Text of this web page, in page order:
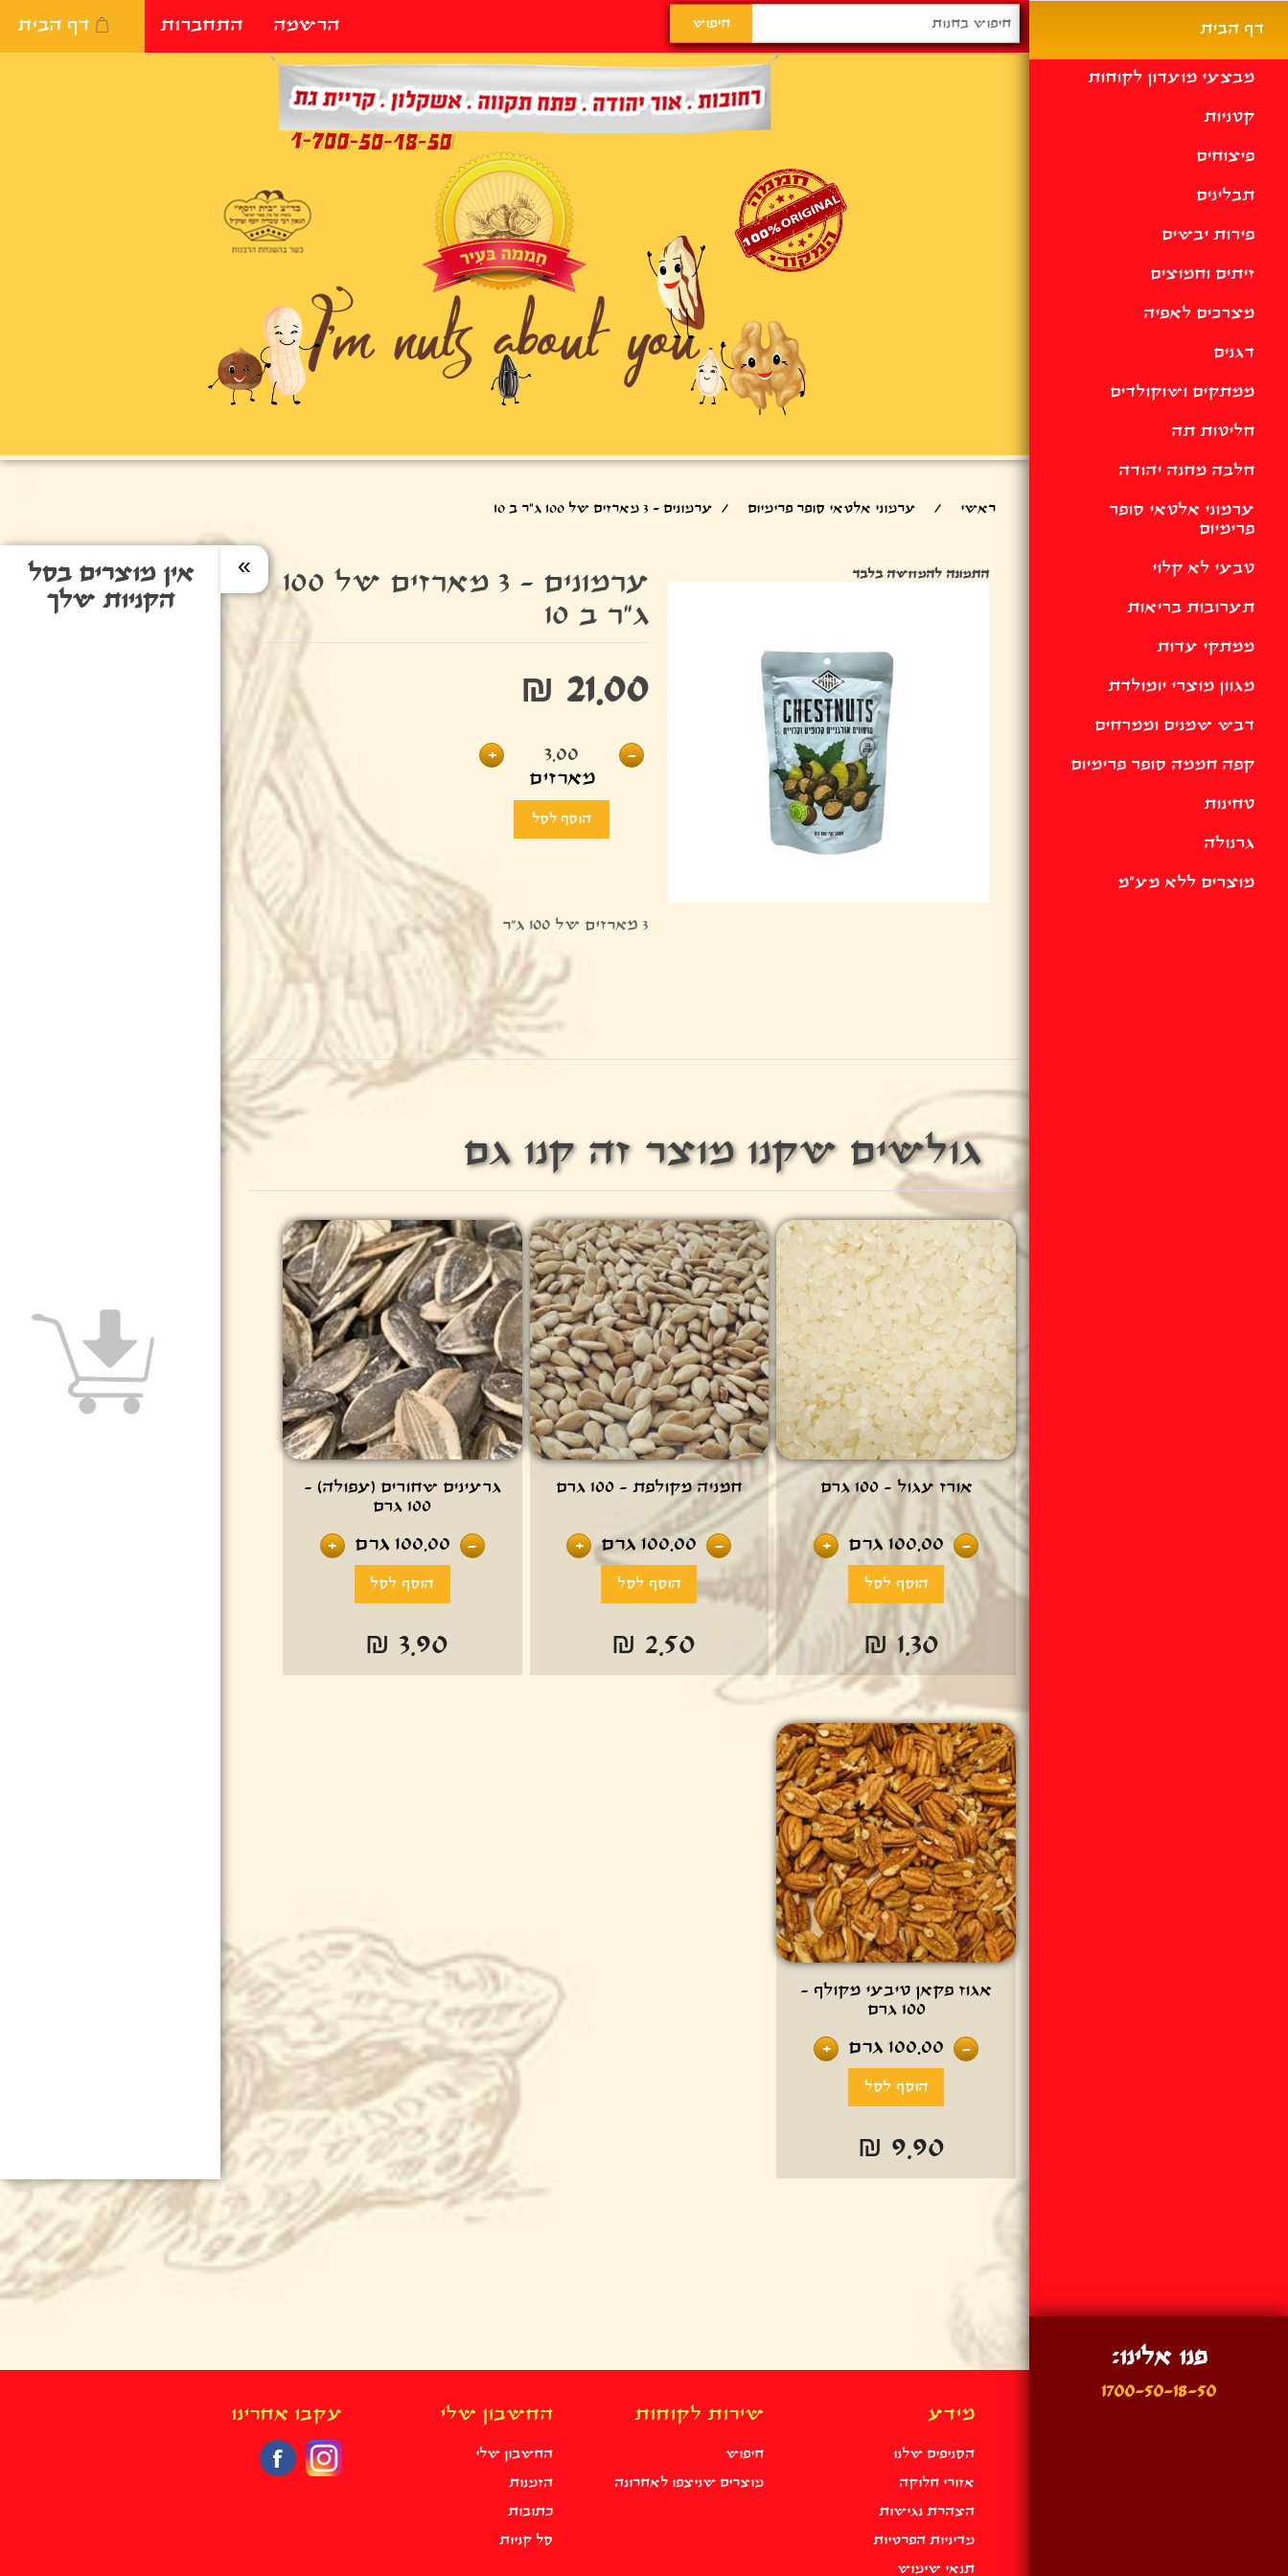
הרשמה התחברות דף הבית
אין מוצרים בסל
הקניות שלך
»
דף הבית
מבצעי מועדון לקוחות
קטניות
פיצוחים
תבלינים
פירות יבשים
זיתים וחמוצים
מצרכים לאפיה
דגנים
ממתקים ושוקולדים
חליטות תה
חלבה מחנה יהודה
ערמוני אלטאי סופר
פרימיום
טבעי לא קלוי
תערובות בריאות
ממתקי עדות
מגוון מוצרי יומולדת
דבש שמנים וממרחים
קפה חממה סופר פרימיום
טחינות
גרנולה
מוצרים ללא מע"מ
פנו אלינו:
1700-50-18-50
ראשי / ערמוני אלטאי סופר פרימיום / ערמונים - 3 מארזים של 100 ג"ר ב 10
ערמונים - 3 מארזים של 100
ג"ר ב 10
₪ 21.00
-
3.00
מארזים
+
התמונה להמחשה בלבד
3 מארזים של 100 ג"ר
גולשים שקנו מוצר זה קנו גם
אורז עגול - 100 גרם
-
100.00גרם +
₪ 1.30
חמניה מקולפת - 100 גרם
-
100.00גרם +
₪ 2.50
גרעינים שחורים (עפולה) -
100 גרם
-
100.00 גרם +
₪ 3.90
אגוז פקאן טיבעי מקולף -
100 גרם
-
100.00גרם +
₪ 9.90
מידע
הסניפים שלנו
אזורי חלוקה
הצהרת נגישות
מדיניות הפרטיות
תנאי שימוש
שירות לקוחות
חיפוש
מוצרים שניצפו לאחרונה
החשבון שלי
החשבון שלי
הזמנות
כתובות
סל קניות
עקבו אחרינו